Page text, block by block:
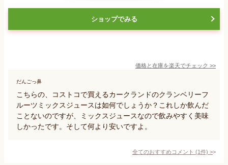
ショップでみる
価格と在庫を楽天でチェック >>
だんごっ鼻
こちらの、コストコで買えるカークランドのクランベリーフ
ルーツミックスジュースは如何でしょうか？これしか飲んだ
ことないのですが、ミックスジュースなので飲みやすく美味
しかったです。そして何より安いですよ。
全てのおすすめコメント (1件) >